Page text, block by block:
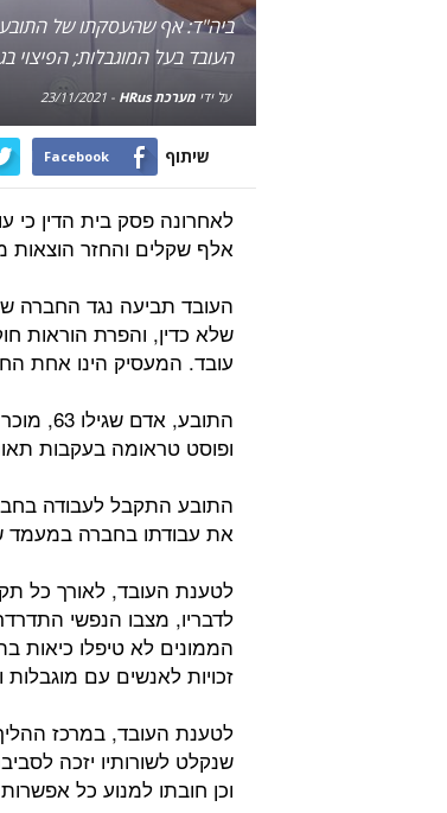
ביה"ד: אף שהעסקתו של
העובד בעל המוגבלות; הפיצוי
על ידימערכת HRus -
23/11/2021
שיתוף Facebook
אלף שקלים והחזר הוצאות משפט
העובד תביעה נגד החברה
שלא כדין, והפרת הוראות
עובד. המעסיק הינו אחת
ופוסט טראומה בעקבות
התובע התקבל לעבודה
את עבודתו בחברה במעמד
לטענת העובד, לאורך כל
לדבריו, מצבו הנפשי
הממונים לא טיפלו כיאות
זכויות לאנשים עם מוגבלות
לטענת העובד, במרכז
שנקלט לשורותיו יזכה
וכן חובתו למנוע כל